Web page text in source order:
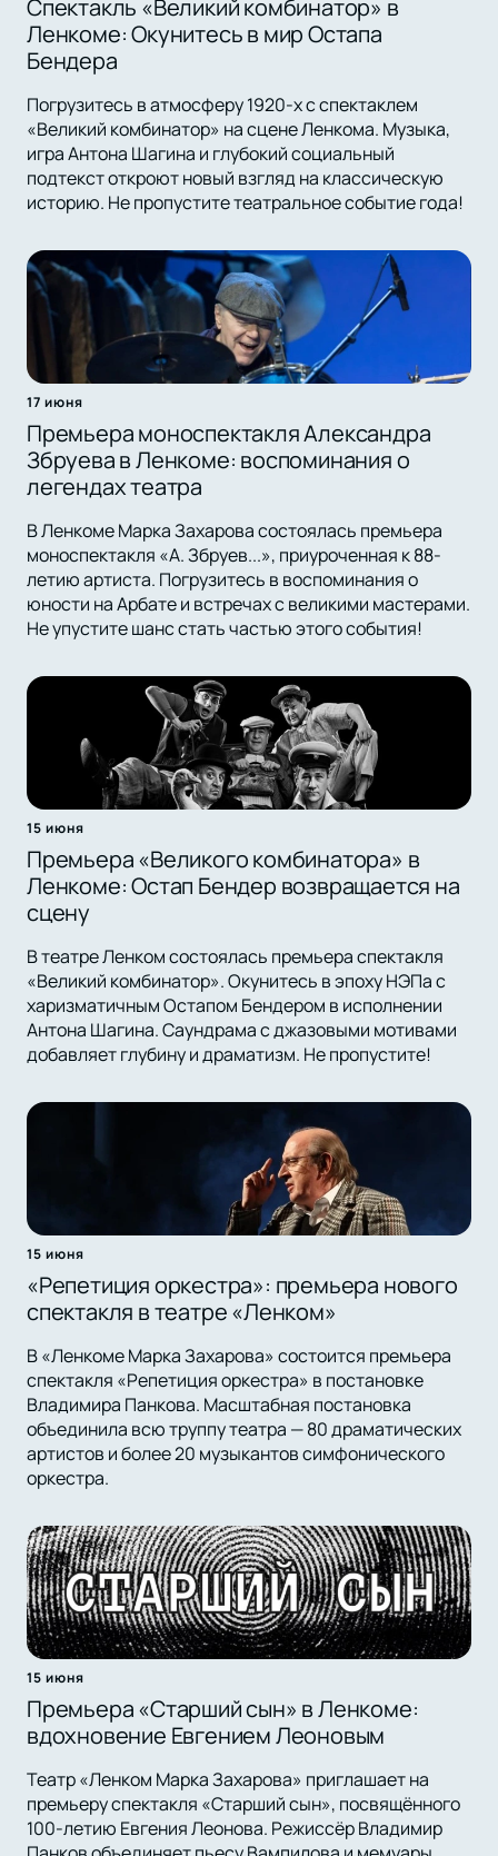
Спектакль «Великий комбинатор» в
Ленкоме: Окунитесь в мир Остапа
Бендера
Погрузитесь в атмосферу 1920-х с спектаклем
«Великий комбинатор» на сцене Ленкома. Музыка,
игра Антона Шагина и глубокий социальный
подтекст откроют новый взгляд на классическую
историю. Не пропустите театральное событие года!
17 июня
Премьера моноспектакля Александра
Збруева в Ленкоме: воспоминания о
легендах театра
В Ленкоме Марка Захарова состоялась премьера
моноспектакля «А. Збруев...», приуроченная к 88-
летию артиста. Погрузитесь в воспоминания о
юности на Арбате и встречах с великими мастерами.
Не упустите шанс стать частью этого события!
15 июня
Премьера «Великого комбинатора» в
Ленкоме: Остап Бендер возвращается на
сцену
В театре Ленком состоялась премьера спектакля
«Великий комбинатор». Окунитесь в эпоху НЭПа с
харизматичным Остапом Бендером в исполнении
Антона Шагина. Саундрама с джазовыми мотивами
добавляет глубину и драматизм. Не пропустите!
15 июня
«Репетиция оркестра»: премьера нового
спектакля в театре «Ленком»
В «Ленкоме Марка Захарова» состоится премьера
спектакля «Репетиция оркестра» в постановке
Владимира Панкова. Масштабная постановка
объединила всю труппу театра — 80 драматических
артистов и более 20 музыкантов симфонического
оркестра.
15 июня
Премьера «Старший сын» в Ленкоме:
вдохновение Евгением Леоновым
Театр «Ленком Марка Захарова» приглашает на
премьеру спектакля «Старший сын», посвящённого
100-летию Евгения Леонова. Режиссёр Владимир